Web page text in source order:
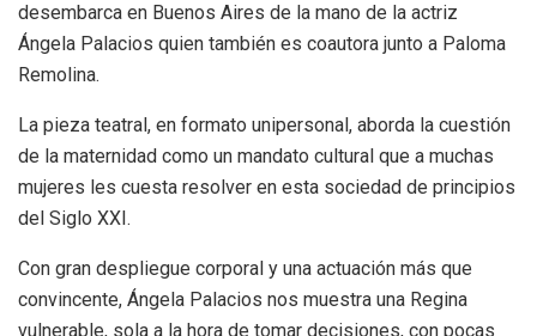
desembarca en Buenos Aires de la mano de la actriz
Ángela Palacios quien también es coautora junto a Paloma
Remolina.
La pieza teatral, en formato unipersonal, aborda la cuestión
de la maternidad como un mandato cultural que a muchas
mujeres les cuesta resolver en esta sociedad de principios
del Siglo XXI.
Con gran despliegue corporal y una actuación más que
convincente, Ángela Palacios nos muestra una Regina
vulnerable, sola a la hora de tomar decisiones, con pocas